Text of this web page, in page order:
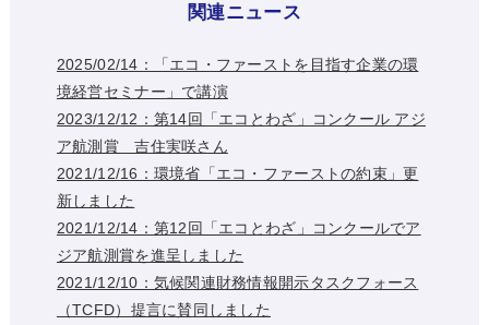
関連ニュース
2025/02/14：「エコ・ファーストを目指す企業の環
境経営セミナー」で講演
2023/12/12：第14回「エコとわざ」コンクール アジ
ア航測賞 吉住実咲さん
2021/12/16：環境省「エコ・ファーストの約束」更
新しました
2021/12/14：第12回「エコとわざ」コンクールでア
ジア航測賞を進呈しました
2021/12/10：気候関連財務情報開示タスクフォース
（TCFD）提言に賛同しました